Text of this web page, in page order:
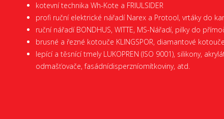
kotevní technika Wh-Kote a FRIULSIDER
profi ruční elektrické nářadí Narex a Protool, vrtáky do
ruční nářadí BONDHUS, WITTE, MS-Nářadí, pilky do
brusné a řezné kotouče KLINGSPOR, diamantové kotouče
lepící a těsnící tmely LUKOPREN (ISO 9001), silikony,
odmašťovače, fasádnídisperzníomítkoviny, atd.